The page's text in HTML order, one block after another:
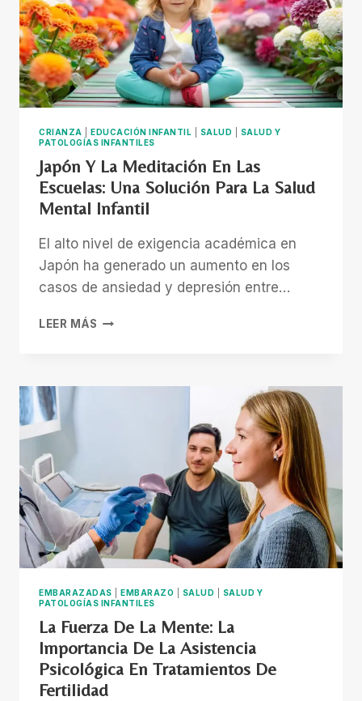
TEA
A
GESTIONAR
SUS
EMOCIONES
CRIANZA EDUCACIÓN INFANTIL SALUD
SALUD Y
PATOLOGÍAS INFANTILES
Japón Y La Meditación En Las
Escuelas: Una Solución Para La Salud
Mental Infantil
El alto nivel de exigencia académica en
Japón ha generado un aumento en los
casos de ansiedad y depresión entre…
LEER MÁS JAPÓN
EN
LA
SALUD
MENTAL
INFANTIL
EMBARAZADAS EMBARAZO SALUD
SALUD Y
PATOLOGÍAS INFANTILES
La Fuerza De La Mente: La
Importancia De La Asistencia
Psicológica En Tratamientos De
Fertilidad